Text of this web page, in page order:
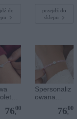
do
przejdź do
sklepu
-
76,
00
Spersonaliz
owana
bransoletka
sznurkowa -
76,
00